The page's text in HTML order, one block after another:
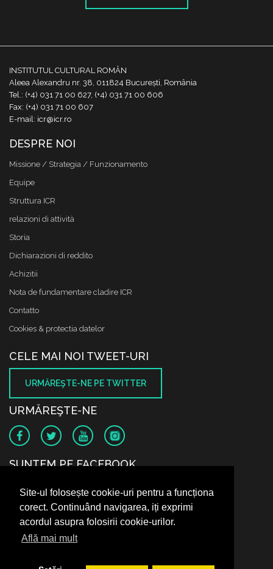
Site-ul folosește cookie-uri pentru a funcționa
corect. Continuând navigarea, iți exprimi
acordul asupra folosirii cookie-urilor.
Află mai mult
INSTITUTUL CULTURAL ROMÂN
Aleea Alexandru nr. 38, 011824 București, România
Tel.: (+4) 031 71 00 627, (+4) 031 71 00 606
Fax: (+4) 031 71 00 607
E-mail: icr@icr.ro
DESPRE NOI
Missione / Strategia / Funzionamento
Equipe
Struttura ICR
relazioni di attività
Storia
Dichiarazioni di reddito
Achizitii
Nota de fundamentare cladire ICR
Contatto
Cookies & protectia datelor
CELE MAI NOI TWEET-URI
URMĂREŞTE-NE PE TWITTER
URMĂREŞTE-NE
SUNTEM PE FACEBOOK